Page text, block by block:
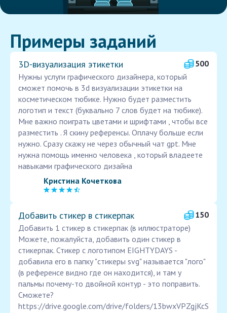
Примеры заданий
3D-визуализация этикетки
500
Нужны услуги графического дизайнера, который
сможет помочь в 3d визуализации этикетки на
косметическом тюбике. Нужно будет разместить
логотип и текст (буквально 7 слов будет на тюбике).
Мне важно поиграть цветами и шрифтами , чтобы все
разместить . Я скину референсы. Оплачу больше если
нужно. Сразу скажу не через обычный чат gpt. Мне
нужна помощь именно человека , который владеете
навыками графического дизайна
Кристина Кочеткова
Добавить стикер в стикерпак
150
Добавить 1 стикер в стикерпак (в иллюстраторе)
Можете, пожалуйста, добавить один стикер в
стикерпак. Стикер с логотипом EIGHTYDAYS -
добавила его в папку "стикеры svg" называется "лого"
(в референсе видно где он находится), и там у
пальмы почему-то двойной контур - это поправить.
Сможете?
https://drive.google.com/drive/folders/13bwxVPZgjKcS